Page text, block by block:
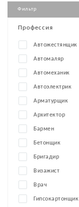
Фильтр
Профессия
Автожестянщик
Автомаляр
Автомеханик
Автоэлектрик
Арматурщик
Архитектор
Бармен
Бетонщик
Бригадир
Визажист
Врач
Гипсокартонщик